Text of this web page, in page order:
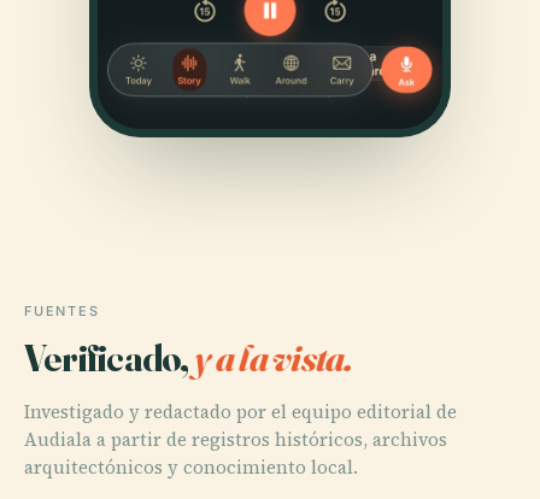
FUENTES
Verificado,y a la vista.
Investigado y redactado por el equipo editorial de
Audiala a partir de registros históricos, archivos
arquitectónicos y conocimiento local.